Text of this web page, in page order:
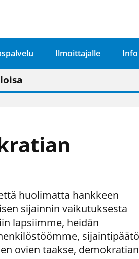
Ilmoittajalle Info
hieman parempana
keskustavisiotyön”
kuin
huolimatta hankkeen
sijainnin vaikutuksesta
lapsiimme, heidän
ovien taakse, demokratian